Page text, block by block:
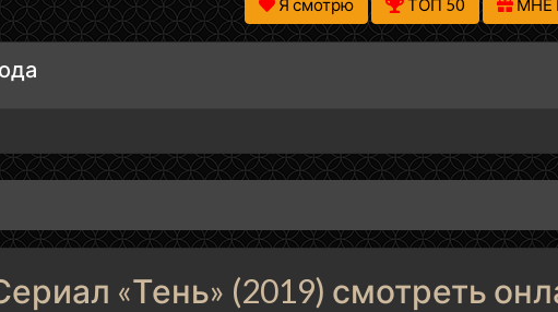
Я смотрю ТОП 50 МНЕ
«Тень» (2019) смотреть